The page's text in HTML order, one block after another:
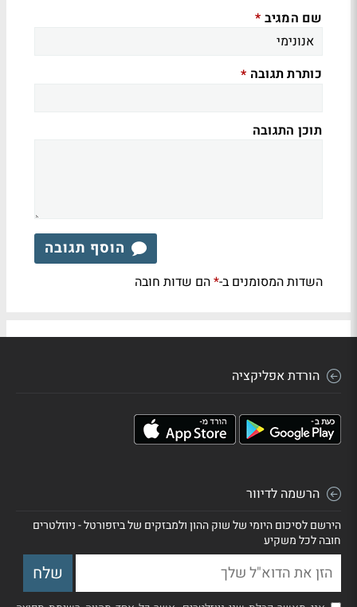
שם המגיב *
כותרת תגובה *
תוכן התגובה
הוסף תגובה
השדות המסומנים ב-*הם שדות חובה
הורדת אפליקציה
הרשמה לדיוור
הירשם לסיכום היומי של שוק ההון ולמבזקים של ביזפורטל - ניוזלטרים
חובה לכל משקיע